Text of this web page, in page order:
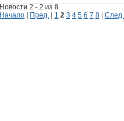
Новости 2 - 2 из 8
Начало
Пред. 1 2 3 4 5 6 7 8 След.